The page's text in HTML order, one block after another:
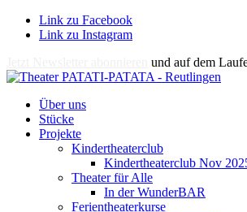
Link zu Facebook
Link zu Instagram
und auf dem
Über uns
Stücke
Projekte
Kindertheaterclub
Kindertheaterclub Nov
Theater für Alle
In der WunderBAR
Ferientheaterkurse